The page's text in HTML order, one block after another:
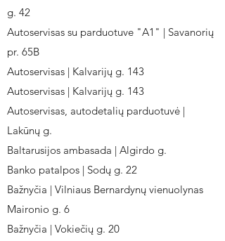
g. 42
Autoservisas su parduotuve "A1" | Savanorių
pr. 65B
Autoservisas | Kalvarijų g. 143
Autoservisas | Kalvarijų g. 143
Autoservisas, autodetalių parduotuvė |
Lakūnų g.
Baltarusijos ambasada | Algirdo g.
Banko patalpos | Sodų g. 22
Bažnyčia | Vilniaus Bernardynų vienuolynas
Maironio g. 6
Bažnyčia | Vokiečių g. 20